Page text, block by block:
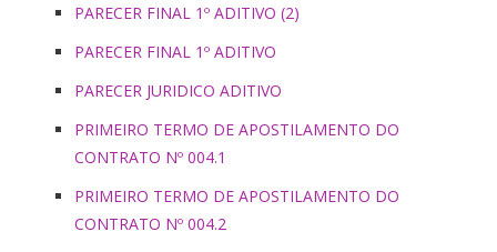
PARECER FINAL 1º ADITIVO (2)
PARECER FINAL 1º ADITIVO
PARECER JURIDICO ADITIVO
PRIMEIRO TERMO DE APOSTILAMENTO DO
CONTRATO Nº 004.1
PRIMEIRO TERMO DE APOSTILAMENTO DO
CONTRATO Nº 004.2